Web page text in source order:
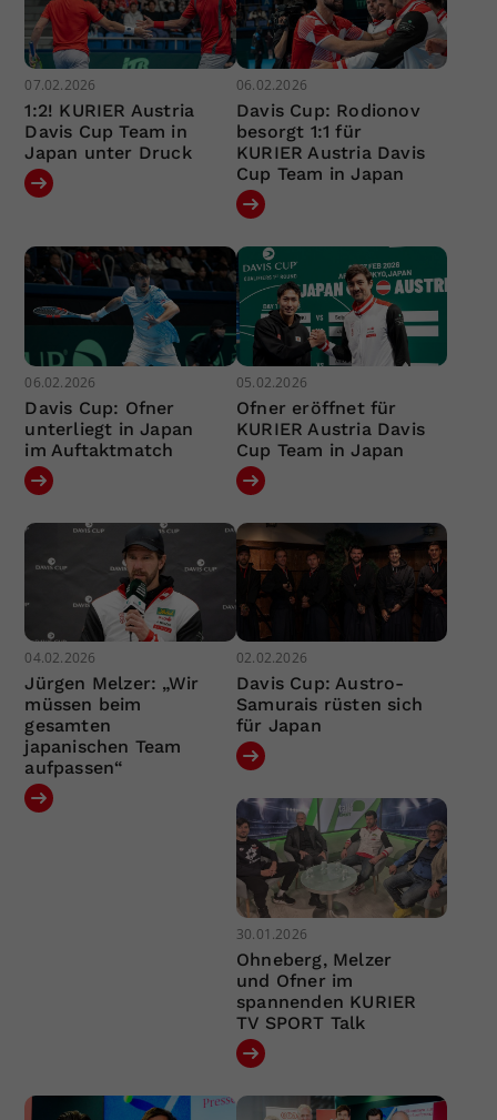
07.02.2026
1:2! KURIER Austria
Davis Cup Team in
Japan unter Druck
06.02.2026
Davis Cup: Rodionov
besorgt 1:1 für
KURIER Austria Davis
Cup Team in Japan
06.02.2026
Davis Cup: Ofner
unterliegt in Japan
im Auftaktmatch
05.02.2026
Ofner eröffnet für
KURIER Austria Davis
Cup Team in Japan
04.02.2026
Jürgen Melzer: „Wir
müssen beim
gesamten
japanischen Team
aufpassen“
02.02.2026
Davis Cup: Austro-
Samurais rüsten sich
für Japan
30.01.2026
Ohneberg, Melzer
und Ofner im
spannenden KURIER
TV SPORT Talk